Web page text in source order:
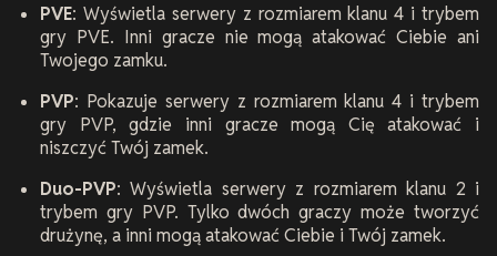
PVE: Wyświetla serwery z rozmiarem klanu 4 i trybem
gry PVE. Inni gracze nie mogą atakować Ciebie ani
Twojego zamku.
PVP: Pokazuje serwery z rozmiarem klanu 4 i trybem
gry PVP, gdzie inni gracze mogą Cię atakować i
niszczyć Twój zamek.
Duo-PVP: Wyświetla serwery z rozmiarem klanu 2 i
trybem gry PVP. Tylko dwóch graczy może tworzyć
drużynę, a inni mogą atakować Ciebie i Twój zamek.